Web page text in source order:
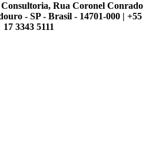
Rua Coronel Conrado
- SP - Brasil - 14701-000 | +55
17 3343 5111